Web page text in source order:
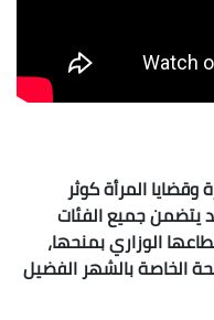
المرأة كوثر
جميع الفئات
الوزاري بمنحها،
الخاصة بالشهر الفضيل